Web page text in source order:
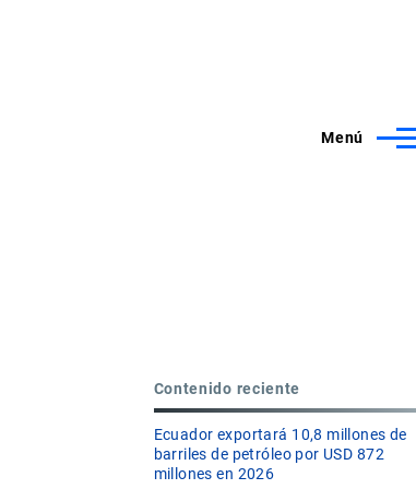
Menú
Contenido reciente
Ecuador exportará 10,8 millones de
barriles de petróleo por USD 872
millones en 2026